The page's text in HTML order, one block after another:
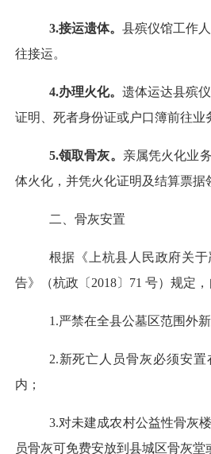
3.接运遗体。 县殡仪馆工作
往接运。
4.办理火化。 遗体运达县殡
证明、死者身份证或户口簿前往业
5.领取骨灰。 亲属凭火化业
体火化，并凭火化证明及结算票据
二、骨灰安置
根据《上杭县人民政府关
告》（杭政〔 2018〕 71 号） 规定，
1.严禁在全县公墓区范围外
2.新死亡人员骨灰必须安
内；
3.对未建成农村公益性骨灰
员骨灰可免费安放到县城区骨灰堂